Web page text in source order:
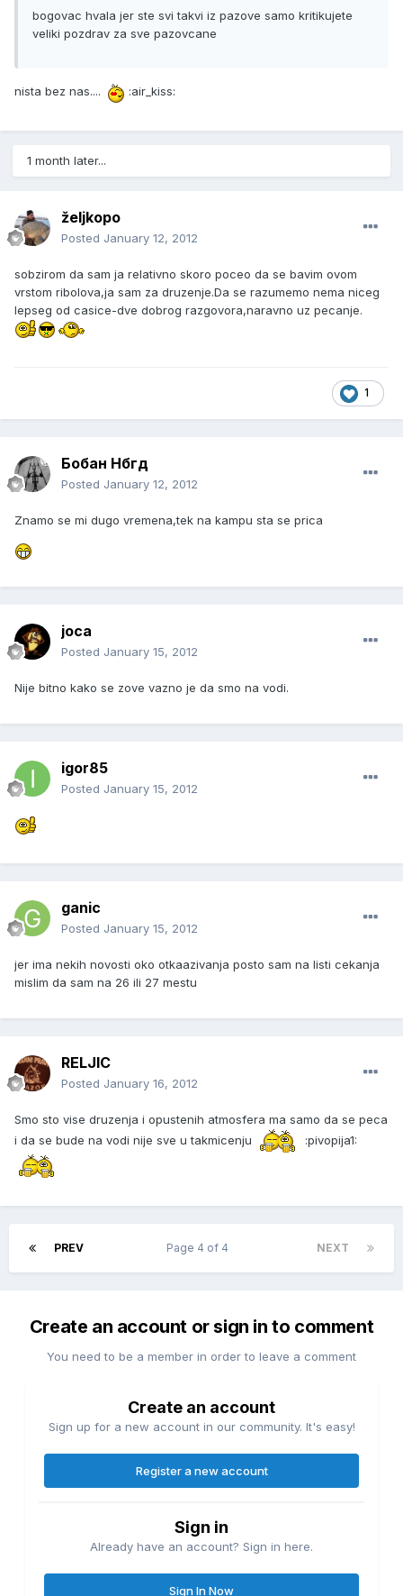
bogovac hvala jer ste svi takvi iz pazove samo kritikujete
veliki pozdrav za sve pazovcane
nista bez nas.... :air_kiss:
1 month later...
željkopo
Posted January 12, 2012
sobzirom da sam ja relativno skoro poceo da se bavim ovom
vrstom ribolova,ja sam za druzenje.Da se razumemo nema niceg
lepseg od casice-dve dobrog razgovora,naravno uz pecanje.
1
Бобан Нбгд
Posted January 12, 2012
Znamo se mi dugo vremena,tek na kampu sta se prica
joca
Posted January 15, 2012
Nije bitno kako se zove vazno je da smo na vodi.
igor85
Posted January 15, 2012
ganic
Posted January 15, 2012
jer ima nekih novosti oko otkaazivanja posto sam na listi cekanja
mislim da sam na 26 ili 27 mestu
RELJIC
Posted January 16, 2012
Smo sto vise druzenja i opustenih atmosfera ma samo da se peca
i da se bude na vodi nije sve u takmicenju
:pivopija1:
PREV NEXT
Page 4 of 4
Create an account or sign in to comment
You need to be a member in order to leave a comment
Create an account
Sign up for a new account in our community. It's easy!
Register a new account
Sign in
Already have an account? Sign in here.
Sign In Now